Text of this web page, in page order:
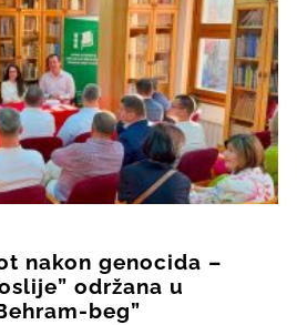
nakon genocida –
održana u
beg”